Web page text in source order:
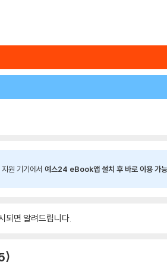
원 기기에서 예스24 eBook앱 설치 후 바로 이용 가
되면 알려드립니다.